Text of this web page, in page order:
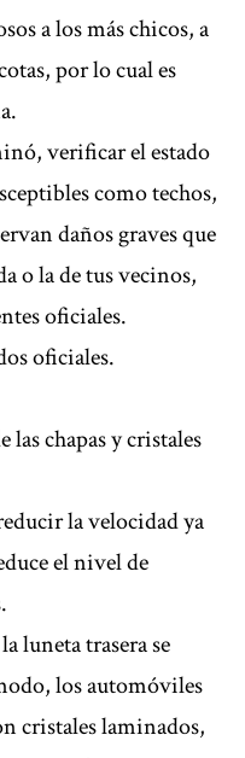
a los más chicos, a
por lo cual es
verificar el estado
como techos,
daños graves que
o la de tus vecinos,
oficiales.
oficiales.
chapas y cristales
la velocidad ya
el nivel de
luneta trasera se
los automóviles
cristales laminados,